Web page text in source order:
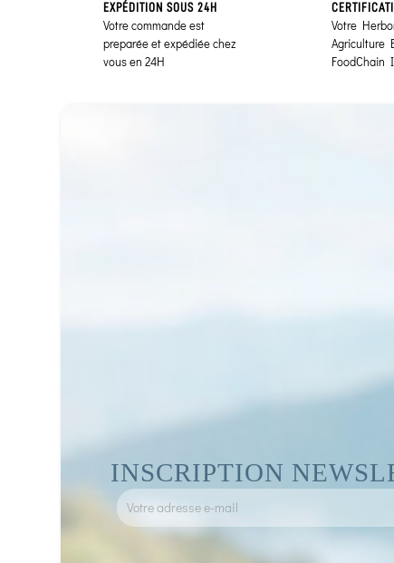
EXPÉDITION SOUS 24H
Votre commande est
preparée et expédiée chez
vous en 24H
Votre
Agriculture
FoodChain
INSCRIPTION